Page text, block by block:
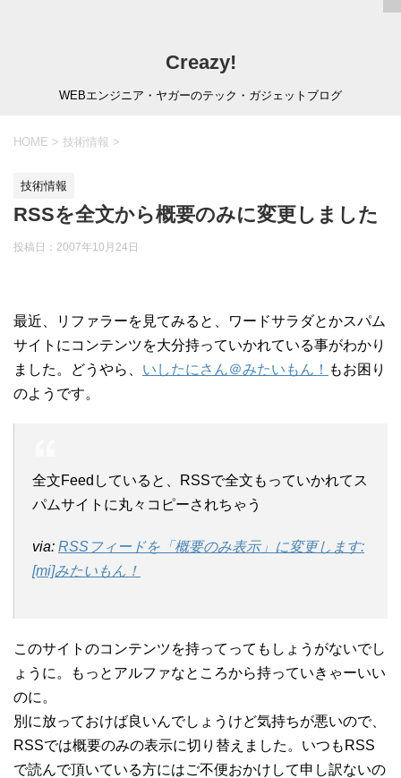
Creazy!
WEBエンジニア・ヤガーのテック・ガジェットブログ
HOME > 技術情報 >
技術情報
RSSを全文から概要のみに変更しました
投稿日： 2007年10月24日
最近、リファラーを見てみると、ワードサラダとかスパム
サイトにコンテンツを大分持っていかれている事がわかり
ました。どうやら、 いしたにさん＠みたいもん！ もお困り
のようです。
全文Feedしていると、RSSで全文もっていかれてス
パムサイトに丸々コピーされちゃう
via: RSSフィードを「概要のみ表示」に変更します:
[mi]みたいもん！
このサイトのコンテンツを持ってってもしょうがないでし
ょうに。もっとアルファなところから持っていきゃーいい
のに。
別に放っておけば良いんでしょうけど気持ちが悪いので、
RSSでは概要のみの表示に切り替えました。いつもRSS
で読んで頂いている方にはご不便おかけして申し訳ないの